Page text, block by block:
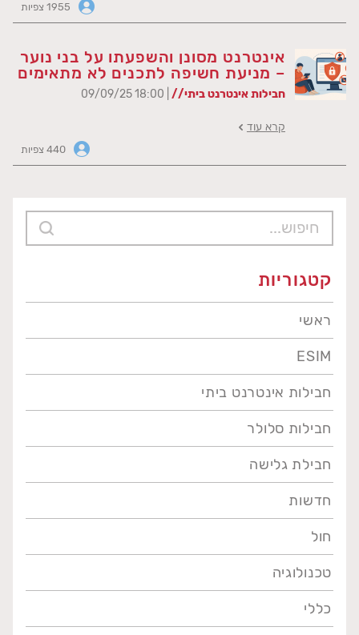
אינטרנט מסונן והשפעתו על בני נוער
– מניעת חשיפה לתכנים לא מתאימים
חבילות אינטרנט ביתי//
קרא עוד
קטגוריות
ראשי
ESIM
חבילות אינטרנט ביתי
חבילות סלולר
חבילת גלישה
חדשות
חול
טכנולוגיה
כללי